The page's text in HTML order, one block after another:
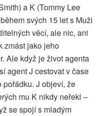
a K (Tommy Lee
svých 15 let s Muži
věcí, ale nic, ani
zmást jako jeho
Ale když je život agenta
agent J cestovat v čase
J objeví, že
mu K nikdy neřekl –
se spojí s mladým